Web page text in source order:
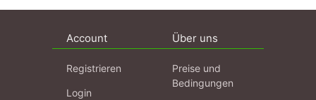
Account
Registrieren
Login
Über uns
Preise und
Bedingungen